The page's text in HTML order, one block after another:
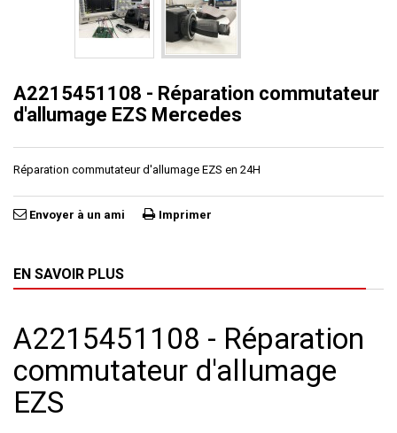
A2215451108 - Réparation commutateur
d'allumage EZS Mercedes
Réparation commutateur d'allumage EZS en 24H
Envoyer à un ami Imprimer
EN SAVOIR PLUS
A2215451108 - Réparation
commutateur d'allumage
EZS